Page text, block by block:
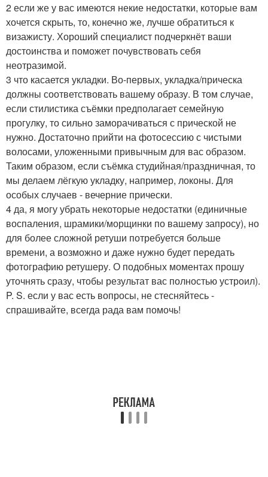
2 если же у вас имеются некие недостатки, которые вам
хочется скрыть, то, конечно же, лучше обратиться к
визажисту. Хороший специалист подчеркнёт ваши
достоинства и поможет почувствовать себя
неотразимой.
3 что касается укладки. Во-первых, укладка/прическа
должны соответствовать вашему образу. В том случае,
если стилистика съёмки предполагает семейную
прогулку, то сильно заморачиваться с прической не
нужно. Достаточно прийти на фотосессию с чистыми
волосами, уложенными привычным для вас образом.
Таким образом, если съёмка студийная/праздничная, то
мы делаем лёгкую укладку, например, локоны. Для
особых случаев - вечерние прически.
4 да, я могу убрать некоторые недостатки (единичные
воспаления, шрамики/морщинки по вашему запросу), но
для более сложной ретуши потребуется больше
времени, а возможно и даже нужно будет передать
фотографию ретушеру. О подобных моментах прошу
уточнять сразу, чтобы результат вас полностью устроил).
P. S. если у вас есть вопросы, не стесняйтесь -
спрашивайте, всегда рада вам помочь!